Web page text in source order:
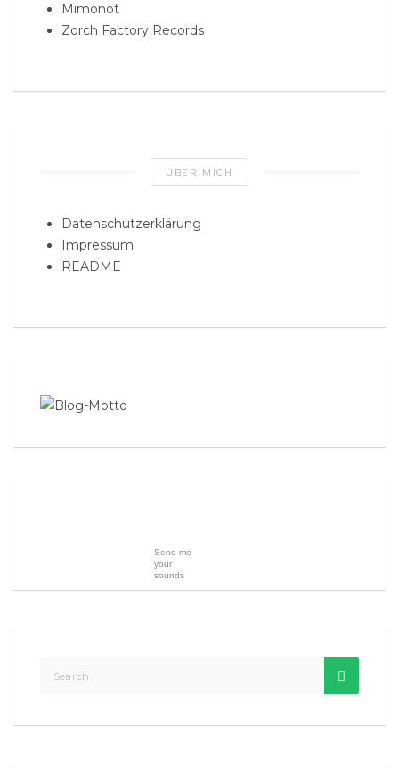
Mimonot
Zorch Factory Records
ÜBER MICH
Datenschutzerklärung
Impressum
README
Send me
your
sounds